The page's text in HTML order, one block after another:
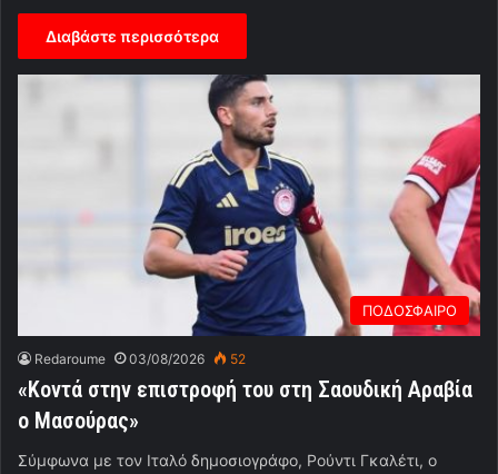
Διαβάστε περισσότερα
ΠΟΔΟΣΦΑΙΡΟ
Redaroume 03/08/2026 52
«Κοντά στην επιστροφή του στη Σαουδική Αραβία
ο Μασούρας»
Σύμφωνα με τον Ιταλό δημοσιογράφο, Ρούντι Γκαλέτι, ο